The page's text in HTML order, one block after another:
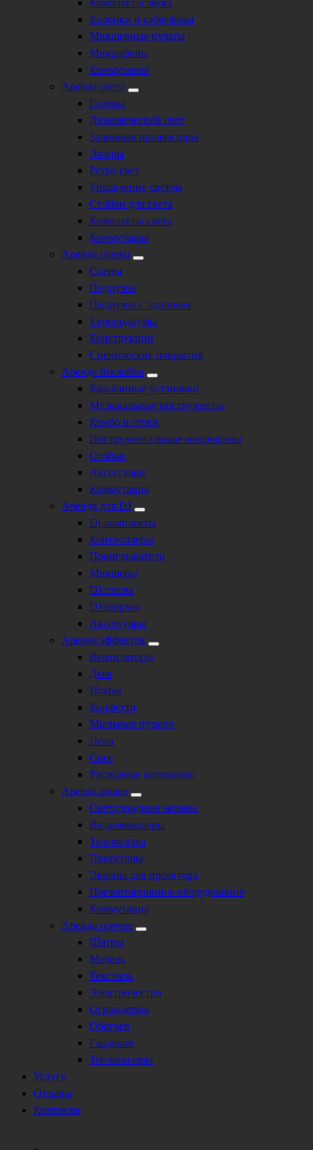
Колонки и сабвуферы
Микшерные пульты
Микрофоны
Коммутация
Аренда света
Головы
Динамический свет
Заливные прожекторы
Лазеры
Ретро свет
Управление светом
Стойки для света
Комплекты света
Коммутация
Аренда сцены
Сцены
Подиумы
Подиумы с задником
Европодиумы
Конструкции
Сценические покрытия
Аренда бэклайна
Барабанные установки
Музыкальные инструменты
Комбо и стеки
Инструментальные микрофоны
Стойки
Аксессуары
Коммутация
Аренда для DJ
Dj-комплекты
Контроллеры
Проигрыватели
Микшеры
DJ столы
DJ ширмы
Акссесуары
Аренда эффектов
Вентиляторы
Дым
Искры
Конфетти
Мыльные пузыри
Пена
Снег
Расходные материалы
Аренда видео
Светодиодные экраны
Видеомикшеры
Телевизоры
Проекторы
Экраны для проектора
Презентационное оборудование
Коммутация
Аренда прочее
Шатры
Мебель
Текстиль
Электричество
Ограждения
Обогрев
Гардероб
Тепловизоры
Услуги
Отзывы
Контакты